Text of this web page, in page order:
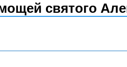
святого